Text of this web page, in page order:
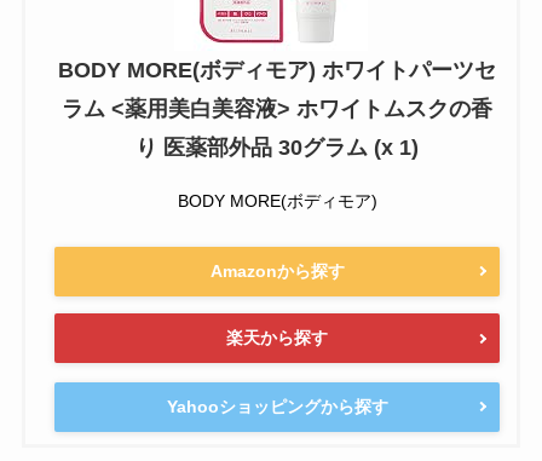
BODY MORE(ボディモア) ホワイトパーツセ
ラム <薬用美白美容液> ホワイトムスクの香
り 医薬部外品 30グラム (x 1)
BODY MORE(ボディモア)
Amazonから探す
楽天から探す
Yahooショッピングから探す